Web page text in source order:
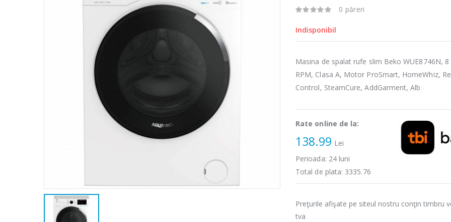
0 păreri
Indisponibil
Masina de spalat rufe slim Beko WUE8746N,
RPM, Clasa A, Motor ProSmart, HomeWhiz,
Control, SteamCure, AddGarment, Alb
Rate online de la:
138.99 Lei
Perioada: 24luni
Total de plata: 3335.76
Preţurile afişate pe siteul nostru conţin timbru
tva